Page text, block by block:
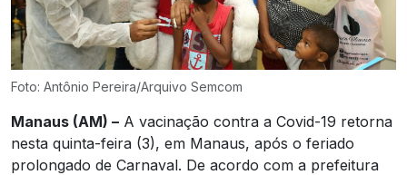
Foto: Antônio Pereira/Arquivo Semcom
Manaus (AM) – A vacinação contra a Covid-19 retorna
nesta quinta-feira (3), em Manaus, após o feriado
prolongado de Carnaval. De acordo com a prefeitura